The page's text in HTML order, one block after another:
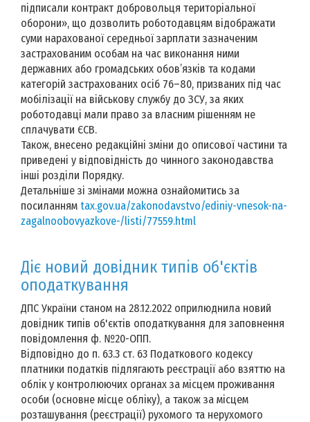
підписали контракт добровольця територіальної
оборони», що дозволить роботодавцям відображати
суми нарахованої середньої зарплати зазначеним
застрахованим особам на час виконання ними
державних або громадських обов’язків та кодами
категорій застрахованих осіб 76–80, призваних під час
мобілізації на військову службу до ЗСУ, за яких
роботодавці мали право за власним рішенням не
сплачувати ЄСВ.
Також, внесено редакційні зміни до описової частини та
приведені у відповідність до чинного законодавства
інші розділи Порядку.
Детальніше зі змінами можна ознайомитись за
посиланням tax.gov.ua/zakonodavstvo/ediniy-vnesok-na-
zagalnoobovyazkove-/listi/77559.html
Діє новий довідник типів об'єктів
оподаткування
ДПС України станом на 28.12.2022 оприлюднила новий
довідник типів об'єктів оподаткування для заповнення
повідомлення ф. №20-ОПП.
Відповідно до п. 63.3 ст. 63 Податкового кодексу
платники податків підлягають реєстрації або взяттю на
облік у контролюючих органах за місцем проживання
особи (основне місце обліку), а також за місцем
розташування (реєстрації) рухомого та нерухомого